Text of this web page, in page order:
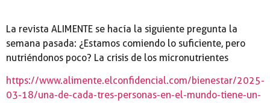
La revista ALIMENTE se hacía la siguiente pregunta la
semana pasada: ¿Estamos comiendo lo suficiente, pero
nutriéndonos poco? La crisis de los micronutrientes
https://www.alimente.elconfidencial.com/bienestar/2025-
03-18/una-de-cada-tres-personas-en-el-mundo-tiene-un-